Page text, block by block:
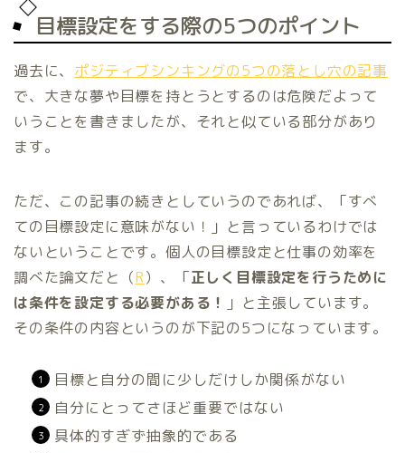
目標設定をする際の5つのポイント
過去に、 ポジティブシンキングの5つの落とし穴の記事
で、大きな夢や目標を持とうとするのは危険だよって
いうことを書きましたが、それと似ている部分があり
ます。
ただ、この記事の続きとしていうのであれば、「すべ
ての目標設定に意味がない！」と言っているわけでは
ないということです。個人の目標設定と仕事の効率を
調べた論文だと（R）、「正しく目標設定を行うために
は条件を設定する必要がある！ 」と主張しています。
その条件の内容というのが下記の5つになっています。
目標と自分の間に少しだけしか関係がない
自分にとってさほど重要ではない
具体的すぎず抽象的である